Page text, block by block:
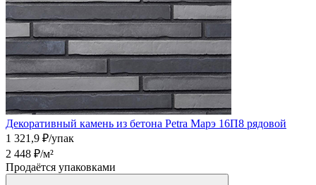
Декоративный камень из бетона Petra Марэ 16П8 рядовой
1 321,9 ₽/упак
2 448 ₽/м²
Продаётся упаковками